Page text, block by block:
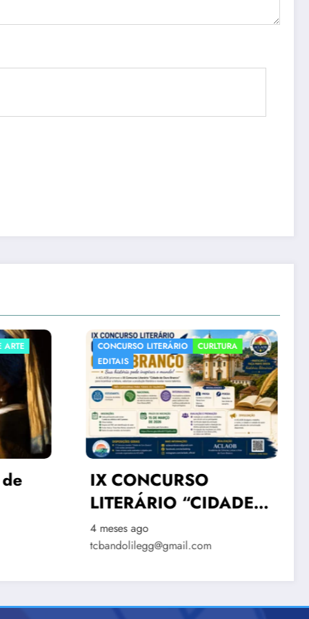
CURLTURA POLITICA
ACLAOB na Semana
Estadual de Incentivo à
Literatura
4 meses ago
tcbandolilegg@gmail.com